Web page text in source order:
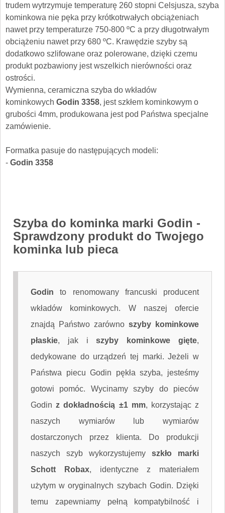
trudem wytrzymuje temperaturę 260 stopni Celsjusza, szyba
kominkowa nie pęka przy krótkotrwałych obciążeniach
nawet przy temperaturze 750-800 ºC a przy długotrwałym
obciążeniu nawet przy 680 ºC. Krawędzie szyby są
dodatkowo szlifowane oraz polerowane, dzięki czemu
produkt pozbawiony jest wszelkich nierówności oraz
ostrości.
Wymienna, ceramiczna szyba do wkładów
kominkowych Godin 3358, jest szkłem kominkowym o
grubości 4mm, produkowana jest pod Państwa specjalne
zamówienie.
Formatka pasuje do następujących modeli:
- Godin 3358
Szyba do kominka marki Godin -
Sprawdzony produkt do Twojego
kominka lub pieca
Godin to renomowany francuski producent
wkładów kominkowych. W naszej ofercie
znajdą Państwo zarówno szyby kominkowe
płaskie, jak iszyby kominkowe gięte,
dedykowane do urządzeń tej marki. Jeżeli w
Państwa piecu Godin pękła szyba, jesteśmy
gotowi pomóc. Wycinamy szyby do pieców
Godinz dokładnością ±1 mm, korzystając z
naszych wymiarów lub wymiarów
dostarczonych przez klienta. Do produkcji
naszych szyb wykorzystujemy szkło marki
Schott Robax, identyczne z materiałem
użytym w oryginalnych szybach Godin. Dzięki
temu zapewniamy pełną kompatybilność i